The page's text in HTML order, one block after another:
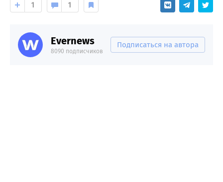
1 1
Evernews
8090 подписчиков
Подписаться на автора